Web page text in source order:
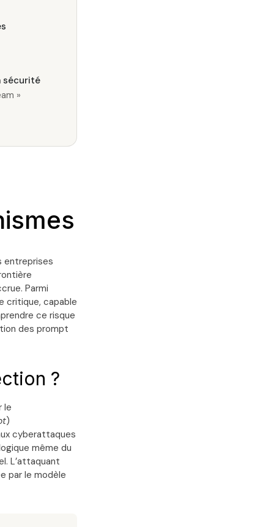
sécurité
»
entreprises
Parmi
critique, capable
ce risque
des prompt
?
le
)
cyberattaques
même du
L’attaquant
par le modèle